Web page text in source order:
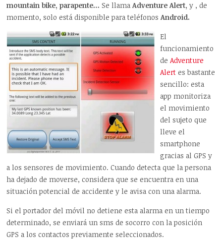
mountain bike, parapente…Se llama Adventure Alert,y , de
momento, solo está disponible para teléfonos Android.
El
funcionamiento
deAdventure
Alert es bastante
sencillo: esta
app monitoriza
el movimiento
del sujeto que
lleve el
smartphone
gracias al GPS y
a los sensores de movimiento. Cuando detecta que la persona
ha dejado de moverse, considera que se encuentra en una
situación potencial de accidente y le avisa con una alarma.
Si el portador del móvil no detiene esta alarma en un tiempo
determinado, se enviará un sms de socorro con la posición
GPS a los contactos previamente seleccionados.